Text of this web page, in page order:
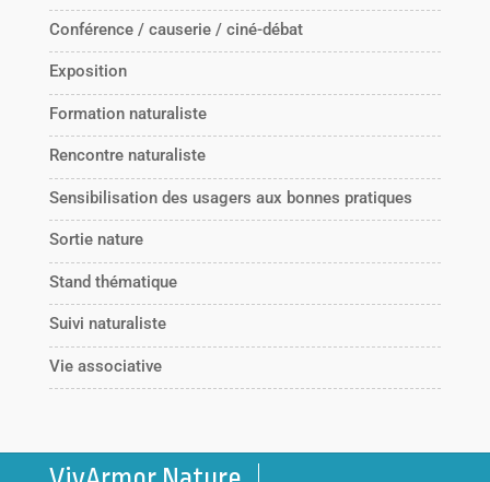
Conférence / causerie / ciné-débat
Exposition
Formation naturaliste
Rencontre naturaliste
Sensibilisation des usagers aux bonnes pratiques
Sortie nature
Stand thématique
Suivi naturaliste
Vie associative